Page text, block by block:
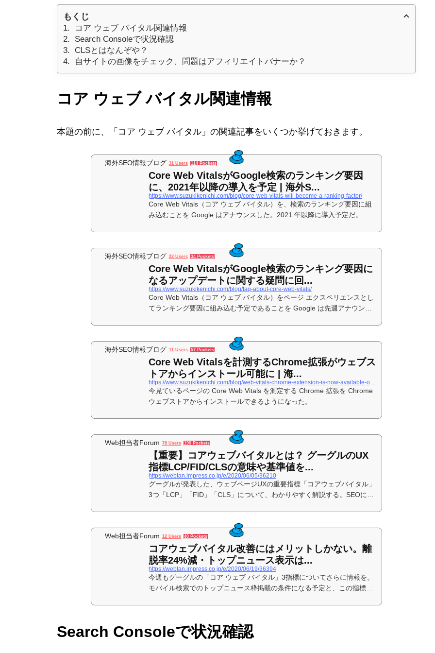
もくじ
コア ウェブ バイタル関連情報
Search Consoleで状況確認
CLSとはなんぞや？
自サイトの画像をチェック、問題はアフィリエイトバナーか？
コア ウェブ バイタル関連情報
本題の前に、「コア ウェブ バイタル」の関連記事をいくつか挙げておきます。
海外SEO情報ブログ 31 Users 114 Pockets
Core Web VitalsがGoogle検索のランキング要因
に、2021年以降の導入を予定 | 海外S...
https://www.suzukikenichi.com/blog/core-web-vitals-will-become-a-ranking-factor/
Core Web Vitals（コア ウェブ バイタル）を、検索のランキング要因に組
み込むことを Google はアナウンスした。2021 年以降に導入予定だ。
海外SEO情報ブログ 22 Users 34 Pockets
Core Web VitalsがGoogle検索のランキング要因に
なるアップデートに関する疑問に回...
https://www.suzukikenichi.com/blog/faq-about-core-web-vitals/
Core Web Vitals（コア ウェブ バイタル）をページ エクスペリエンスとし
てランキング要因に組み込む予定であることを Google は先週アナウンス
海外SEO情報ブログ 11 Users 57 Pockets
Core Web Vitalsを計測するChrome拡張がウェブス
トアからインストール可能に | 海...
https://www.suzukikenichi.com/blog/web-vitals-chrome-extension-is-now-available-on-web-store/
今見ているページの Core Web Vitals を測定する Chrome 拡張を Chrome
ウェブストアからインストールできるようになった。
Web担当者Forum 78 Users 190 Pockets
【重要】コアウェブバイタルとは？ グーグルのUX
指標LCP/FID/CLSの意味や基準値を...
https://webtan.impress.co.jp/e/2020/06/05/36210
グーグルが発表した、ウェブページUXの重要指標「コアウェブバイタル」
3つ「LCP」「FID」「CLS」について、わかりやすく解説する。SEOにも
Web担当者Forum 12 Users 40 Pockets
コアウェブバイタル改善にはメリットしかない。離
脱率24%減・トップニュース表示は...
https://webtan.impress.co.jp/e/2020/06/19/36394
今週もグーグルの「コア ウェブ バイタル」3指標についてさらに情報を。
モバイル検索でのトップニュース枠掲載の条件になる予定と、この指標を
Search Consoleで状況確認